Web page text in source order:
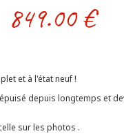
849.00€
et à l'état neuf !
depuis longtemps et
sur les photos .